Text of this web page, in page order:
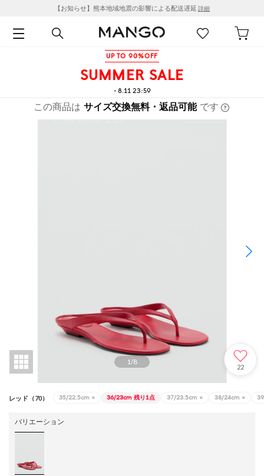
【お知らせ】熊本地域地震の影響による配送遅延 詳細
UP TO 90%OFF
SUMMER SALE
- 8.11 23:59
この商品は サイズ交換無料・返品可能 です
1/8
22
レッド（70） 35/22.5cm × 36/23cm 残り1点 37/23.5cm × 38/24cm ×
バリエーション